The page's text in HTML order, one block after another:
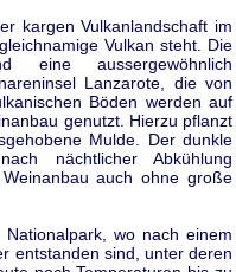
kargen Vulkanlandschaft im
Vulkan steht. Die
eine aussergewöhnlich
Lanzarote, die von
Böden werden auf
genutzt. Hierzu pflanzt
Mulde. Der dunkle
nächtlicher Abkühlung
auch ohne große
wo nach einem
entstanden sind, unter deren